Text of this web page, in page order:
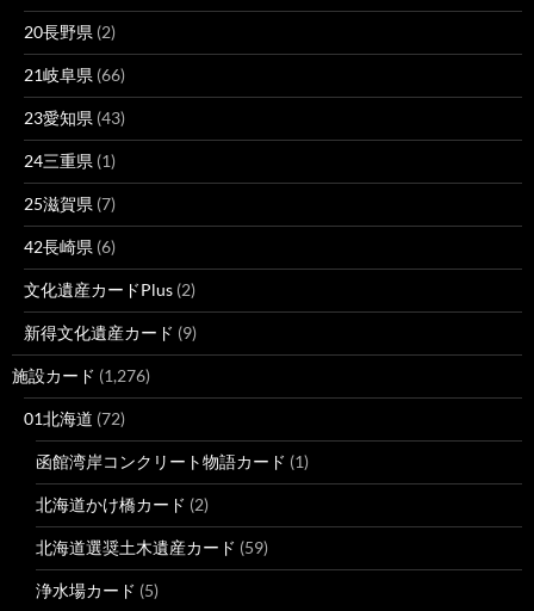
20長野県 (2)
21岐阜県 (66)
23愛知県 (43)
24三重県 (1)
25滋賀県 (7)
42長崎県 (6)
文化遺産カードPlus (2)
新得文化遺産カード (9)
施設カード (1,276)
01北海道 (72)
函館湾岸コンクリート物語カード (1)
北海道かけ橋カード (2)
北海道選奨土木遺産カード (59)
浄水場カード (5)